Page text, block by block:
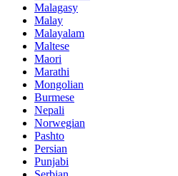
Malagasy
Malay
Malayalam
Maltese
Maori
Marathi
Mongolian
Burmese
Nepali
Norwegian
Pashto
Persian
Punjabi